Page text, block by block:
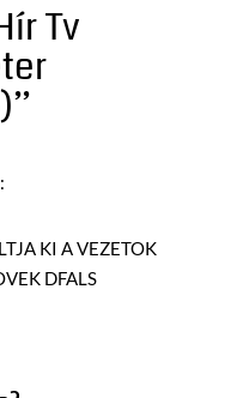
Tv
”
KI A VEZETOK
DFALS